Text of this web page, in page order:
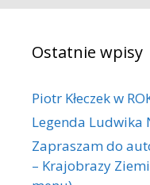
Ostatnie wpisy
Piotr Kłeczek w
Legenda Ludwika
Zapraszam do
– Krajobrazy